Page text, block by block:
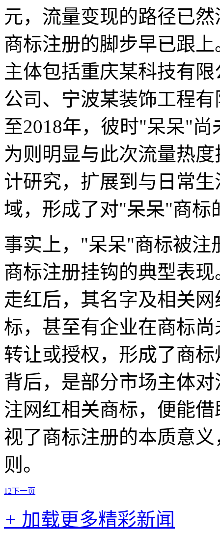
元，流量变现的路径已
商标注册的脚步早已跟
主体包括重庆某科技有
公司、宁波某装饰工程
至2018年，彼时"呆呆"
为则明显与此次流量热
计研究，扩展到与日常
域，形成了对"呆呆"商标
事实上，"呆呆"商标被注
商标注册挂钩的典型表
走红后，其名字及相关
标，甚至有企业在商标
转让或授权，形成了商
背后，是部分市场主体
注网红相关商标，便能
视了商标注册的本质意
则。
1 2下一页
+ 加载更多精彩新闻